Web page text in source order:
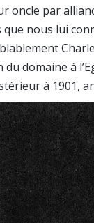
oncle par
nous lui
domaine à
à 1901,